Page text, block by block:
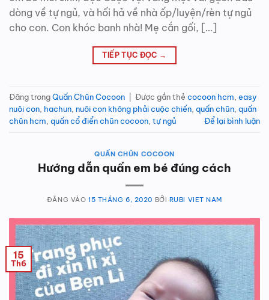
dòng về tự ngủ, và hối hả về nhà ốp/luyện/rèn tự ngủ
cho con. Con khóc banh nhà! Mẹ cắn gối, […]
TIẾP TỤC ĐỌC →
Đăng trongQuấn Chũn Cocoon Được gắn thẻ cocoon hcm easy
nuôi con hachun nuôi con không phải cuộc chiến quấn chũn quấn
chũn hcm quấn cổ điển chũn cocoon tự ngủ Để lại bình luận
QUẤN CHŨN COCOON
Hướng dẫn quấn em bé đúng cách
ĐĂNG VÀO 15 THÁNG 6, 2020 BỞI RUBI VIET NAM
15
Th6